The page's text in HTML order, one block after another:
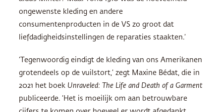
ongewenste kleding en andere
consumentenproducten in de VS zo groot dat
liefdadigheidsinstellingen de reparaties staakten.’
‘Tegenwoordig eindigt de kleding van ons Amerikanen
grotendeels op de vuilstort,’ zegt Maxine Bédat, die in
2021 het boek Unraveled: The Life and Death of a Garment
publiceerde. ‘Het is moeilijk om aan betrouwbare